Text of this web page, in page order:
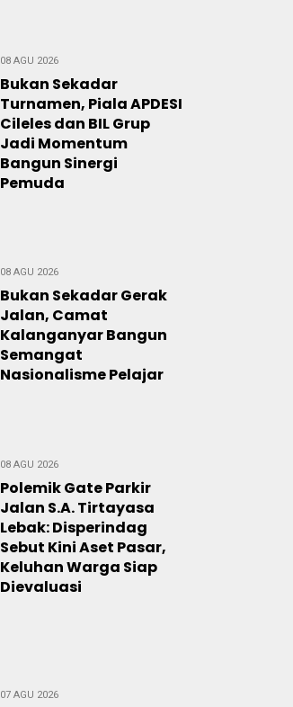
08 AGU 2026
Bukan Sekadar
Turnamen, Piala APDESI
Cileles dan BIL Grup
Jadi Momentum
Bangun Sinergi
Pemuda
08 AGU 2026
Bukan Sekadar Gerak
Jalan, Camat
Kalanganyar Bangun
Semangat
Nasionalisme Pelajar
08 AGU 2026
Polemik Gate Parkir
Jalan S.A. Tirtayasa
Lebak: Disperindag
Sebut Kini Aset Pasar,
Keluhan Warga Siap
Dievaluasi
07 AGU 2026